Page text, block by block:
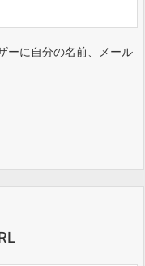
ーに自分の名前、メール